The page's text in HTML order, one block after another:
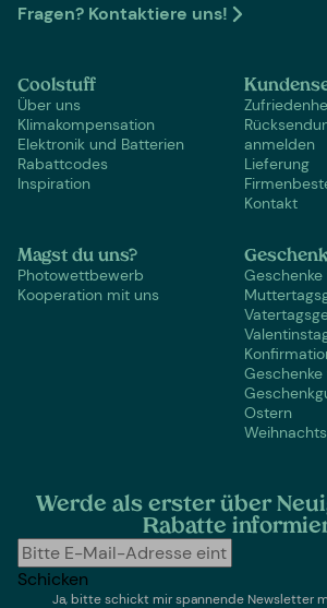
Fragen? Kontaktiere uns!
Coolstuff
Über uns
Klimakompensation
Elektronik und Batterien
Rabattcodes
Inspiration
anmelden
Lieferung
Kontakt
Magst du uns?
Photowettbewerb
Kooperation mit uns
Ostern
Werde als erster über
Rabatte
Schicken
Ja, bitte schickt mir spannende Newsletter